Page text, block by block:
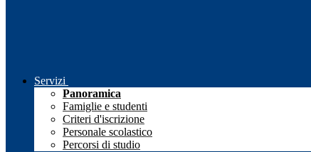
Servizi
Panoramica
Famiglie e studenti
Criteri d'iscrizione
Personale scolastico
Percorsi di studio